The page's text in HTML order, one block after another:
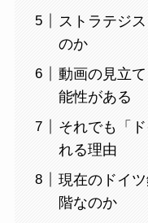
ストラテジ
のか
動画の見立
能性がある
それでも「
れる理由
現在のドイ
階なのか